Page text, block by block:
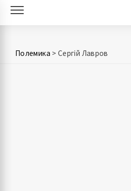
Skip
Полемика > Сергій Лавров